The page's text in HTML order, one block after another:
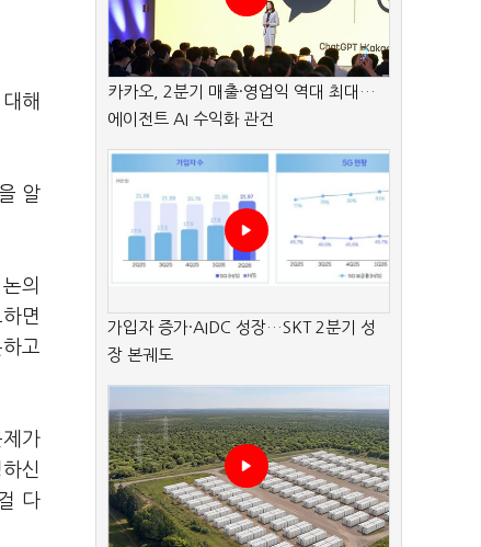
해
알
의
면
고
가
신
다
카카오, 2분기 매출·영업익 역대 최대…
에이전트 AI 수익화 관건
가입자 증가·AIDC 성장…SKT 2분기 성
장 본궤도